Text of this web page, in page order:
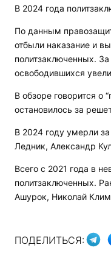
В 2024 года
По данным
отбыли наказание и
политзаключенных.
освободившихся
В обзоре говорится о
остановилось за
В 2024 году умерли
Ледник, Александр
Всего с 2021 года в
политзаключенных.
Ашурок, Николай
ПОДЕЛИТЬСЯ: